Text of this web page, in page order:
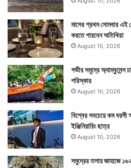
কি করলে একটু ভালো থাকবেন :
হনুমান মন্দিরে নিখুঁত যে কোনও
রঙের সুগন্ধি ফুল দিয়ে প্রণাম করে
দেবেন। সারা বছর কাজটা করতে
বিপত্তির হাত থেকে রক্ষা পাবেন
মাসের প্রথম সোমবার এই
করতে পারবেন অতিথিরা
August 10, 2026
গভীর সমুদ্রে অ্যাম্বুলেন্স
পরিস্কার
August 10, 2026
বিশ্বের সবচেয়ে কম
ইঞ্জিনিয়ারিং ছাত্র
August 10, 2026
সমুদ্রের তলায় জাহাজে